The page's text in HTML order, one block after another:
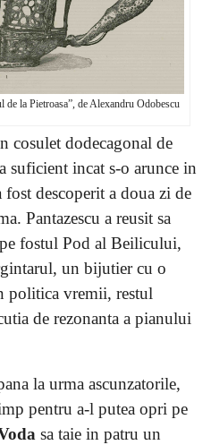
de la Pietroasa”, de Alexandru Odobescu
cosulet dodecagonal de
suficient incat s-o arunce in
descoperit a doua zi de
Pantazescu a reusit sa
fostul Pod al Beilicului,
un bijutier cu o
politica vremii, restul
de rezonanta a pianului
la urma ascunzatorile,
pentru a-l putea opri pe
sa taie in patru un